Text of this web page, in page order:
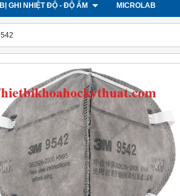
GHI NHIỆT ĐỘ - ĐỘ ẨM MICROLAB